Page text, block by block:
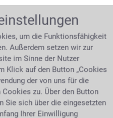
die meisten Bürger
Ob bei Heirat,
um die Funktionsfähigkeit
Außerdem setzen wir zur
im Sinne der Nutzer
Klick auf den Button „Cookies
der von uns für die
zu. Über den Button
Sie sich über die eingesetzten
Ihrer Einwilligung